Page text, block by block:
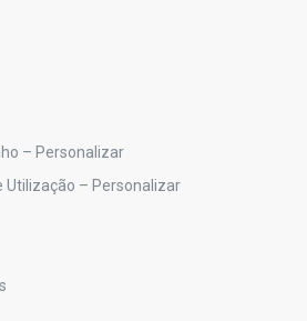
– Personalizar
– Personalizar